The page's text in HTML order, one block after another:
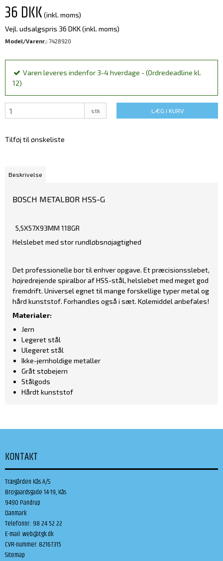
36 DKK (inkl. moms)
Vejl. udsalgspris 36 DKK(inkl. moms)
Model/Varenr.: 7428920
Varen leveres indenfor 3-4 hverdage - (Ordredeadline kl.
12)
stk LÆG I KURV
Tilføj til ønskeliste
Beskrivelse
BOSCH METALBOR HSS-G
5,5X57X93MM 118GR
Helslebet med stor rundløbsnøjagtighed
Det professionelle bor til enhver opgave. Et præcisionsslebet,
højredrejende spiralbor af HSS-stål, helslebet med meget god
fremdrift. Universel egnet til mange forskellige typer metal og
hård kunststof. Forhandles også i sæt. Kølemiddel anbefales!
Materialer:
Jern
Legeret stål
Ulegeret stål
Ikke-jernholdige metaller
Gråt støbejern
Stålgods
Hårdt kunststof
KONTAKT
Trægården Kås A/S
Brogaardsgade 14-19, Kås
9490 Pandrup
Danmark
Telefonnr.: 98 24 52 22
E-mail:web@tgk.dk
CVR-nummer: 82167315
Sitemap